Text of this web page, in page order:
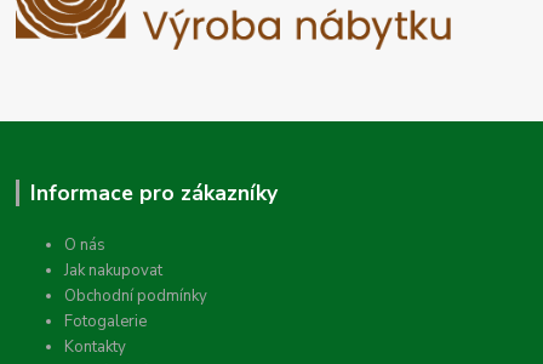
Informace pro zákazníky
O nás
Jak nakupovat
Obchodní podmínky
Fotogalerie
Kontakty